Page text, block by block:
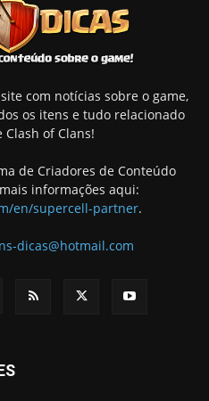
com notícias sobre o game,
os itens e tudo relacionado
of Clans!
de Criadores de Conteúdo
informações aqui:
en/supercell-partner.
dicas@hotmail.com